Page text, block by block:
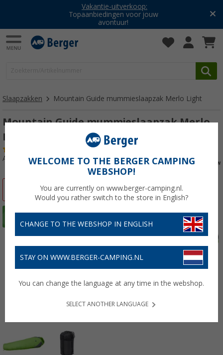
Vakantie-uitverkoop:
Topaanbiedingen voor jouw
avontuur!
Slaapzakken Mountain Guide mummieslaapzak Merlo Light
Mountain Guide mummieslaapzak Merlo
Light R
Artikelnr: 607550WELCOME TO THE BERGER CAMPING
WEBSHOP!
You are currently on www.berger-camping.nl.
Would you rather switch to the store in English?
CHANGE TO THE WEBSHOP IN ENGLISH
STAY ON WWW.BERGER-CAMPING.NL
You can change the language at any time in the webshop.
SELECT ANOTHER LANGUAGE